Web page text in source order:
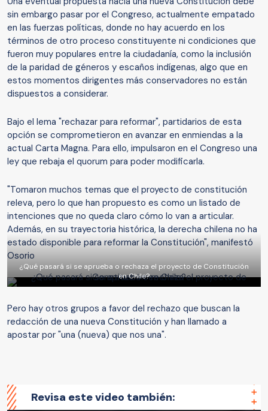
sin embargo pasar por el Congreso, actualmente empatado
en las fuerzas políticas, donde no hay acuerdo en los
términos de otro proceso constituyente ni condiciones que
fueron muy populares entre la ciudadanía, como la inclusión
de la paridad de géneros y escaños indígenas, algo que en
estos momentos dirigentes más conservadores no están
dispuestos a considerar.
Bajo el lema "rechazar para reformar", partidarios de esta
opción se comprometieron en avanzar en enmiendas a la
actual Carta Magna. Para ello, impulsaron en el Congreso una
ley que rebaja el quorum para poder modificarla.
"Tomaron muchos temas que el proyecto de constitución
releva, pero lo que han propuesto es como un listado de
intenciones que no queda claro cómo lo van a articular.
Además, en su trayectoria histórica, la derecha chilena no ha
estado disponible para reformar la Constitución", manifestó
Osorio
¿Qué pasará si se aprueba o rechaza el proyecto de Constitución
en Chile?
Pero hay otros grupos a favor del rechazo que buscan la
redacción de una nueva Constitución y han llamado a
apostar por "una (nueva) que nos una".
Revisa este video también: